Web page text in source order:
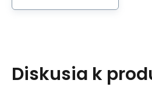
Diskusia k